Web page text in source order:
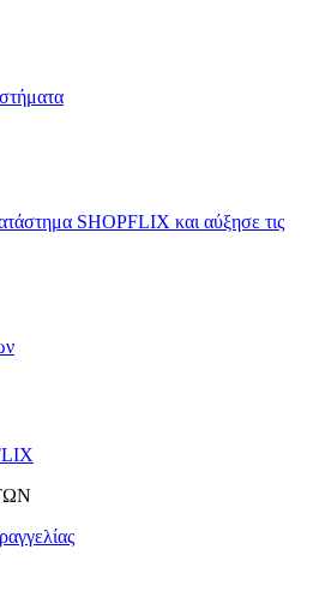
SHOPFLIX και αύξησε τις